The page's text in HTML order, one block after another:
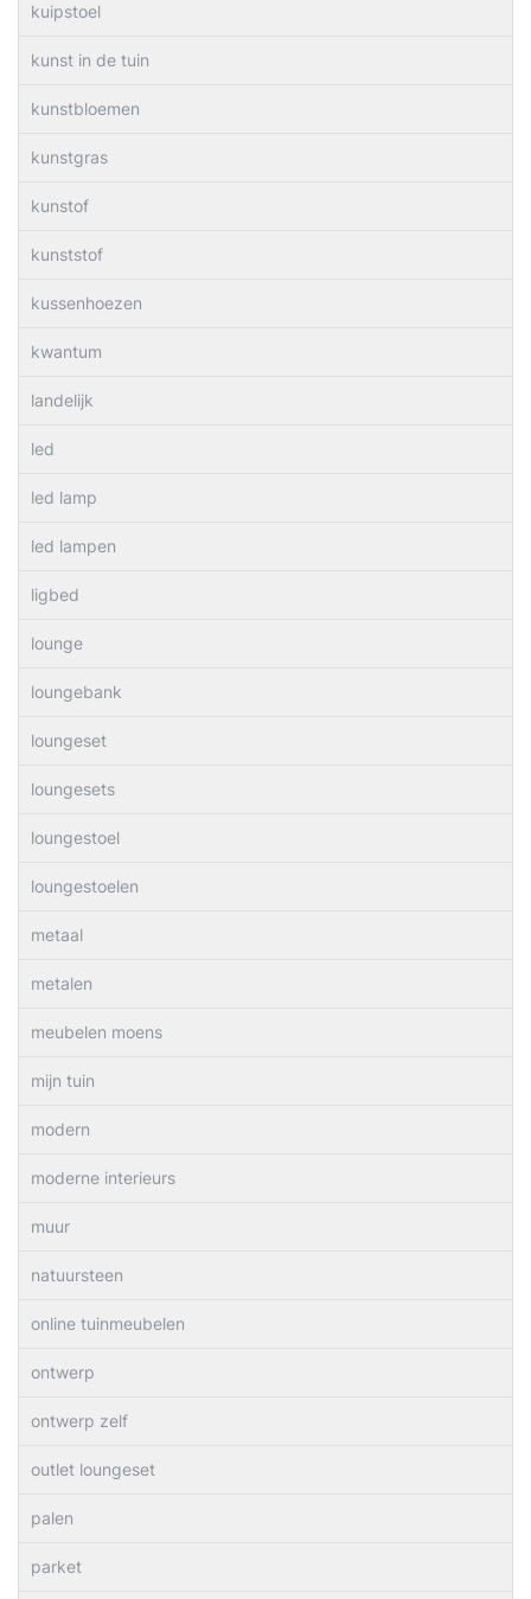
kuipstoel
kunst in de tuin
kunstbloemen
kunstgras
kunstof
kunststof
kussenhoezen
kwantum
landelijk
led
led lamp
led lampen
ligbed
lounge
loungebank
loungeset
loungesets
loungestoel
loungestoelen
metaal
metalen
meubelen moens
mijn tuin
modern
moderne interieurs
muur
natuursteen
online tuinmeubelen
ontwerp
ontwerp zelf
outlet loungeset
palen
parket